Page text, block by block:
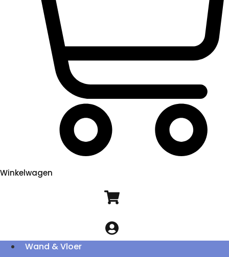
Winkelwagen
Wand & Vloer